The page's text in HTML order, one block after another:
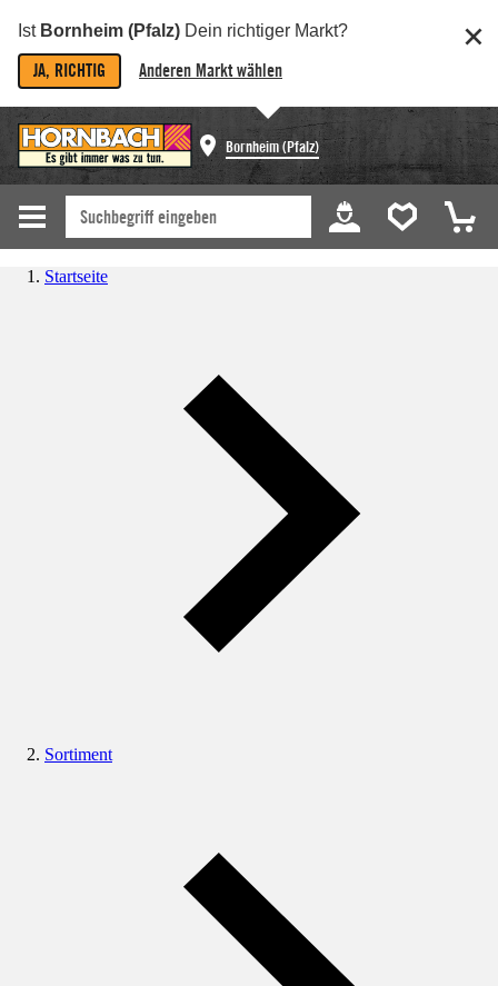
Ist Bornheim (Pfalz) Dein richtiger Markt?
JA, RICHTIG Anderen Markt wählen
Bornheim (Pfalz)
Startseite
Sortiment